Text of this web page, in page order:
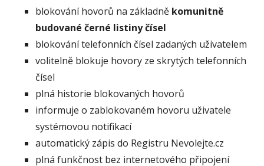
blokování hovorů na základně komunitně
budované černé listiny čísel
blokování telefonních čísel zadaných uživatelem
volitelně blokuje hovory ze skrytých telefonních
čísel
plná historie blokovaných hovorů
informuje o zablokovaném hovoru uživatele
systémovou notifikací
automatický zápis do Registru Nevolejte.cz
plná funkčnost bez internetového připojení